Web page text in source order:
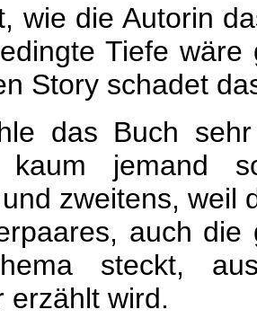
wie die Autorin
Tiefe
Story schadet
das Buch
jemand
zweitens, weil
auch
steckt,
erzählt wird.